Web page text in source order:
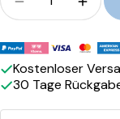
h
o
r
n
Menge für
Zahlungsmethoden
Kostenloser
30 Tage